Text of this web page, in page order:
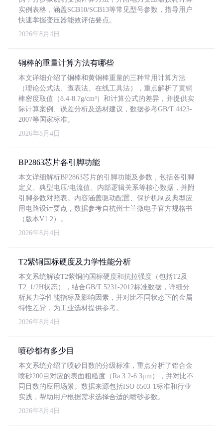
实例表格，涵盖SCB10/SCB13等常见型号参数，指导用户
快速掌握变压器能效评估要点。
2026年8月4日
铜棒的重量计算方法有哪些
本文详细介绍了铜棒和黄铜棒重量的三种常用计算方法
（理论公式法、查表法、在线工具法），重点解析了黄铜
棒密度取值（8.4-8.7g/cm³）和计算公式的差异，并提供实
际计算案例、误差分析及选材建议，数据参考GB/T 4423-
2007等国家标准。
2026年8月4日
BP2863芯片各引脚功能
本文详细解析BP2863芯片的引脚功能及参数，包括各引脚
定义、典型电压/电流值、内部逻辑关系等核心数据，并附
引脚参数对照表。内容涵盖驱动配置、保护机制及典型应
用电路设计要点，数据参考自杭州士兰微电子官方规格书
（版本V1.2）。
2026年8月4日
T2紫铜国标硬度及力学性能分析
本文系统解读T2紫铜的国标硬度和抗拉强度（包括T2及
T2_1/2H状态），结合GB/T 5231-2012标准数据，详细分
析其力学性能指标及影响因素，并对比不同状态下的金属
特性差异，为工业选材提供参考。
2026年8月4日
喷砂都有多少目
本文系统介绍了喷砂目数的分级标准，重点分析了铝合金
喷砂200目对应的表面粗糙度（Ra 3.2-6.3μm），并对比不
同目数的应用场景。数据来源包括ISO 8503-1标准和行业
实践，帮助用户根据需求选择合适的喷砂参数。
2026年8月4日